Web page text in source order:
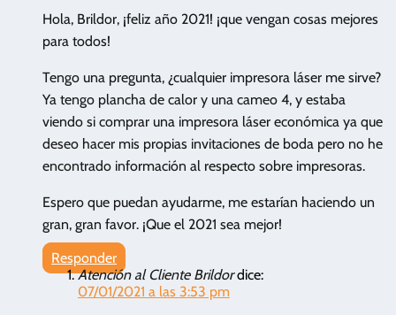
Hola, Brildor, ¡feliz año 2021! ¡que vengan cosas mejores
para todos!
Tengo una pregunta, ¿cualquier impresora láser me sirve?
Ya tengo plancha de calor y una cameo 4, y estaba
viendo si comprar una impresora láser económica ya que
deseo hacer mis propias invitaciones de boda pero no he
encontrado información al respecto sobre impresoras.
Espero que puedan ayudarme, me estarían haciendo un
gran, gran favor. ¡Que el 2021 sea mejor!
Responder
Atención al Cliente Brildor dice:
07/01/2021 a las 3:53 pm